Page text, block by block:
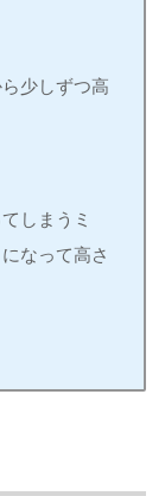
少しずつ高
しまうミ
なって高さ